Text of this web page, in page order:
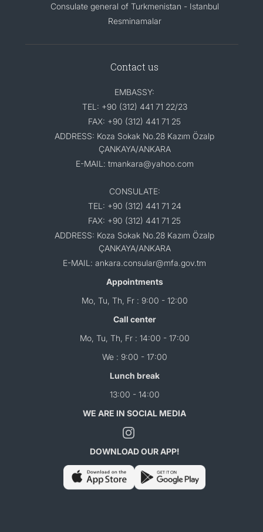
Consulate general of Turkmenistan - Istanbul
Resminamalar
Contact us
EMBASSY:
TEL: +90 (312) 441 71 22/23
FAX: +90 (312) 441 71 25
ADDRESS: Koza Sokak No.28 Kazım Özalp
ÇANKAYA/ANKARA
E-MAIL: tmankara@yahoo.com
CONSULATE:
TEL: +90 (312) 441 71 24
FAX: +90 (312) 441 71 25
ADDRESS: Koza Sokak No.28 Kazım Özalp
ÇANKAYA/ANKARA
E-MAIL: ankara.consular@mfa.gov.tm
Appointments
Mo, Tu, Th, Fr : 9:00 - 12:00
Call center
Mo, Tu, Th, Fr : 14:00 - 17:00
We : 9:00 - 17:00
Lunch break
13:00 - 14:00
WE ARE IN SOCIAL MEDIA
DOWNLOAD OUR APP!